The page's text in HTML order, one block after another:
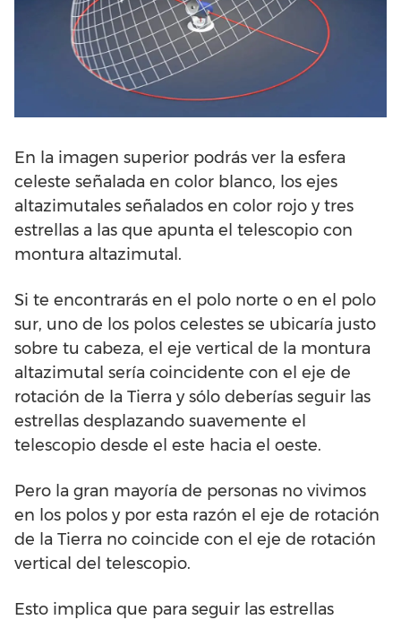
En la imagen superior podrás ver la esfera
celeste señalada en color blanco, los ejes
altazimutales señalados en color rojo y tres
estrellas a las que apunta el telescopio con
montura altazimutal.
Si te encontrarás en el polo norte o en el polo
sur, uno de los polos celestes se ubicaría justo
sobre tu cabeza, el eje vertical de la montura
altazimutal sería coincidente con el eje de
rotación de la Tierra y sólo deberías seguir las
estrellas desplazando suavemente el
telescopio desde el este hacia el oeste.
Pero la gran mayoría de personas no vivimos
en los polos y por esta razón el eje de rotación
de la Tierra no coincide con el eje de rotación
vertical del telescopio.
Esto implica que para seguir las estrellas